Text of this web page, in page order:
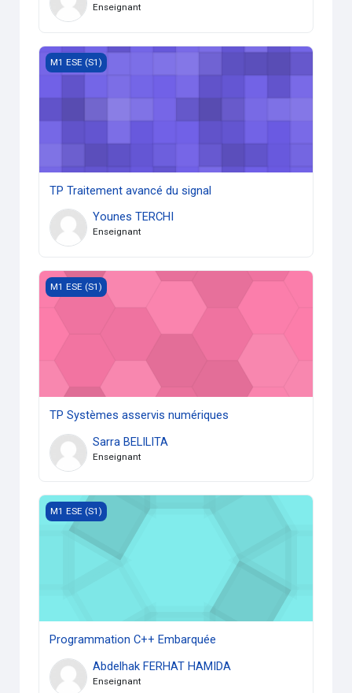
Enseignant
TP Traitement avancé du signal
M1 ESE (S1)
TP Traitement avancé du signal
Younes TERCHI
Enseignant
TP Systèmes asservis numériques
M1 ESE (S1)
TP Systèmes asservis numériques
Sarra BELILITA
Enseignant
Programmation C++ Embarquée
M1 ESE (S1)
Programmation C++ Embarquée
Abdelhak FERHAT HAMIDA
Enseignant